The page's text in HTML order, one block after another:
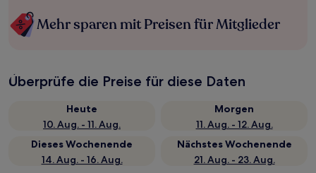
Mehr sparen mit Preisen für Mitglieder
Überprüfe die Preise für diese Daten
Heute
10. Aug. - 11. Aug.
Morgen
11. Aug. - 12. Aug.
Dieses Wochenende
14. Aug. - 16. Aug.
Nächstes Wochenende
21. Aug. - 23. Aug.